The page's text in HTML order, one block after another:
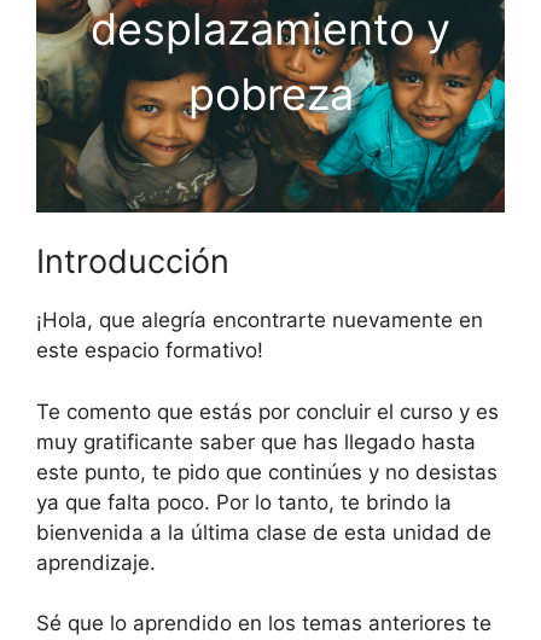
desplazamiento y
pobreza
Introducción
¡Hola, que alegría encontrarte nuevamente en
este espacio formativo!
Te comento que estás por concluir el curso y es
muy gratificante saber que has llegado hasta
este punto, te pido que continúes y no desistas
ya que falta poco. Por lo tanto, te brindo la
bienvenida a la última clase de esta unidad de
aprendizaje.
Sé que lo aprendido en los temas anteriores te